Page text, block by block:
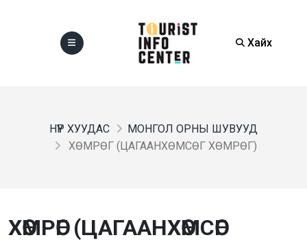
Хайх
НҮҮР ХУУДАС
МОНГОЛ ОРНЫ ШУВУУД
ХӨМРӨГ (ЦАГААНХӨМСӨГ ХӨМРӨГ)
ХӨМРӨГ (ЦАГААНХӨМСӨГ